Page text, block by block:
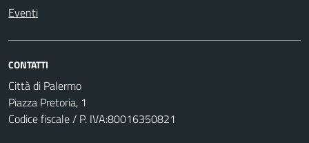
Eventi
CONTATTI
Città di Palermo
Piazza Pretoria, 1
Codice fiscale / P. IVA:80016350821